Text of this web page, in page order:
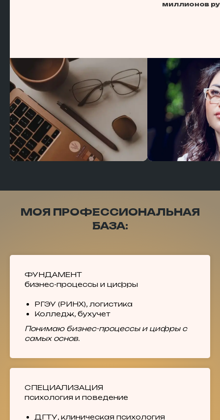
миллионов
МОЯ ПРОФЕССИОНАЛЬНАЯ
БАЗА:
ФУНДАМЕНТ
бизнес-процессы и цифры
РГЭУ (РИНХ), логистика
Колледж, бухучет
Понимаю бизнес-процессы и цифры с
самых основ.
СПЕЦИАЛИЗАЦИЯ
психология и поведение
ДГТУ, клиническая психология